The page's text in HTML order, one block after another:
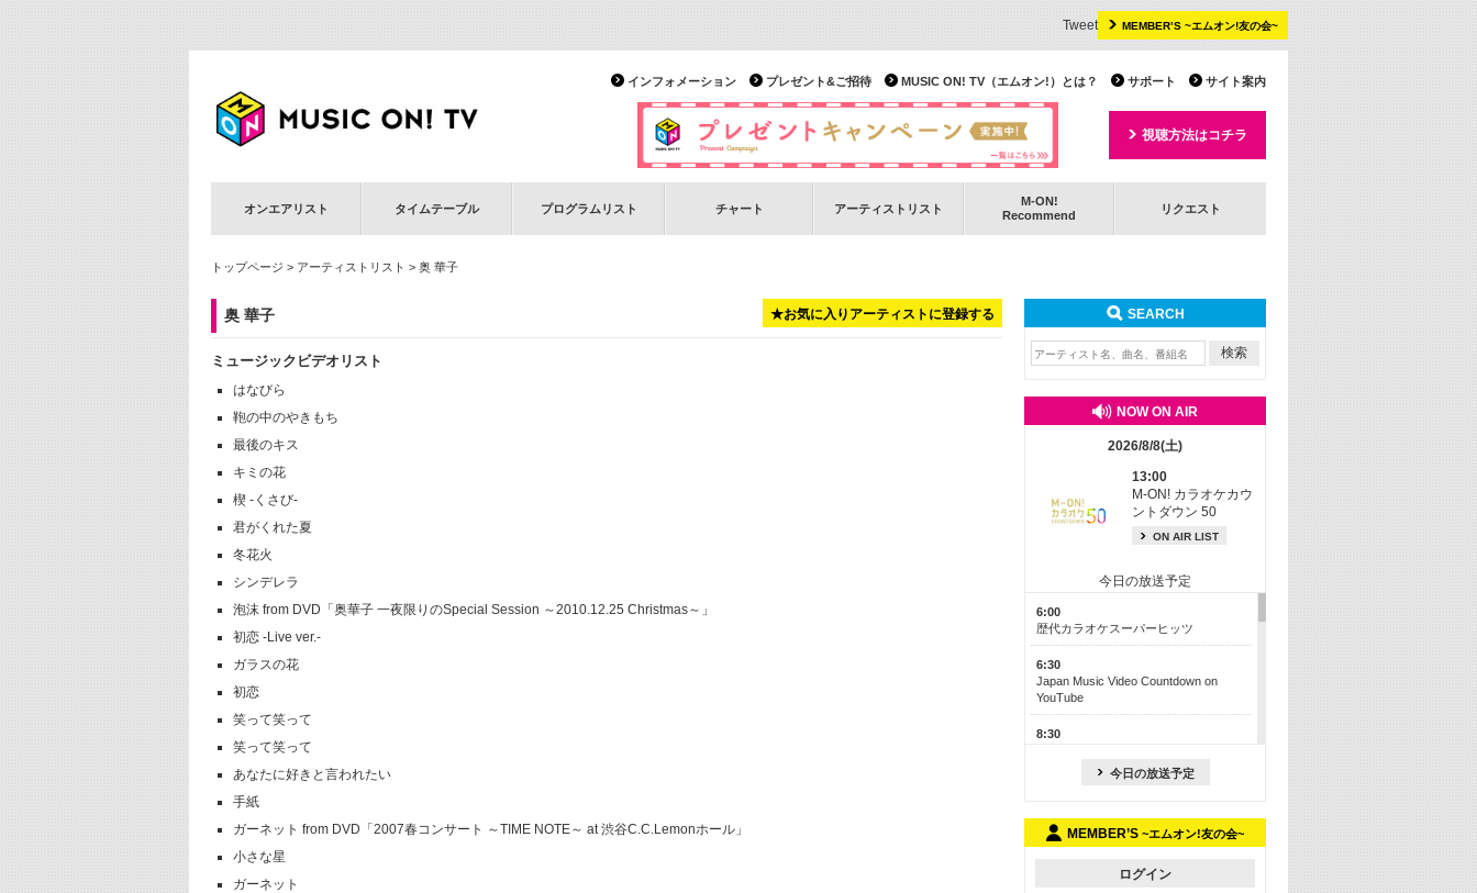
MEMBER’S ~エムオン!友の会~
Tweet
サイト案内
サポート
MUSIC ON! TV（エムオン!）とは？
プレゼント&ご招待
インフォメーション
視聴方法はコチラ
オンエアリスト タイムテーブル プログラムリスト チャート アーティストリスト
M-ON!
Recommend
リクエスト
トップページ > アーティストリスト > 奥 華子
★お気に入りアーティストに登録する
奥 華子
ミュージックビデオリスト
はなびら
鞄の中のやきもち
最後のキス
キミの花
楔 -くさび-
君がくれた夏
冬花火
シンデレラ
泡沫 from DVD「奥華子 一夜限りのSpecial Session ～2010.12.25 Christmas～」
初恋 -Live ver.-
ガラスの花
初恋
笑って笑って
笑って笑って
あなたに好きと言われたい
手紙
ガーネット from DVD「2007春コンサート ～TIME NOTE～ at 渋谷C.C.Lemonホール」
小さな星
ガーネット
SEARCH
NOW ON AIR
2026/8/8(土)
13:00
M-ON! カラオケカウ
ントダウン 50
ON AIR LIST
今日の放送予定
6:00
歴代カラオケスーパーヒッツ
6:30
Japan Music Video Countdown on
YouTube
8:30
M-ON! カラオケカウントダウン 50
Official髭男dism特集
今日の放送予定
MEMBER’S ~エムオン!友の会~
ログイン